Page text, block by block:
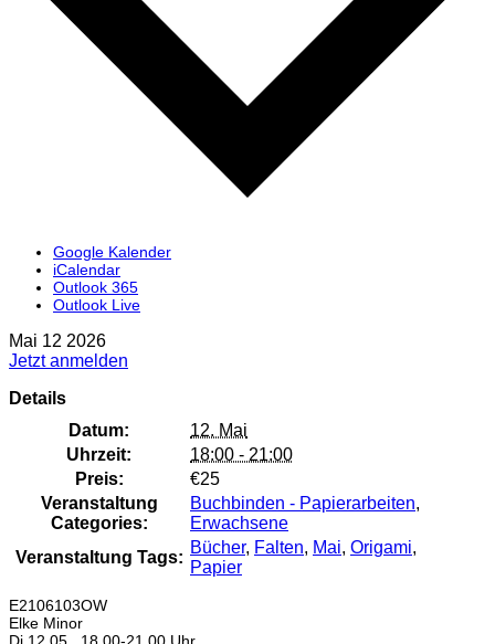
Google Kalender
iCalendar
Outlook 365
Outlook Live
Mai 12 2026
Jetzt anmelden
Details
Datum:
12. Mai
Uhrzeit:
18:00 - 21:00
Preis:
€25
Veranstaltung
Categories:
Buchbinden - Papierarbeiten,
Erwachsene
Veranstaltung Tags:
Bücher, Falten, Mai, Origami,
Papier
E2106103OW
Elke Minor
Di 12.05., 18.00-21.00 Uhr